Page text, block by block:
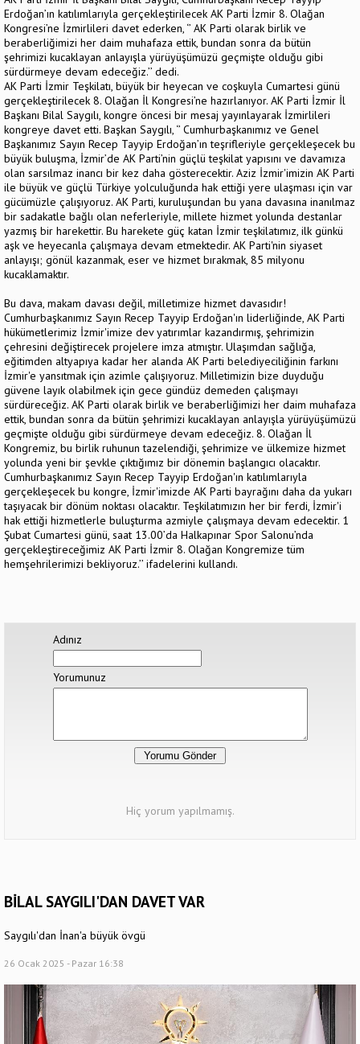
Erdoğan’ın katılımlarıyla gerçekleştirilecek AK Parti İzmir 8. Olağan
Kongresi’ne İzmirlileri davet ederken, ‘’ AK Parti olarak birlik ve
beraberliğimizi her daim muhafaza ettik, bundan sonra da bütün
şehrimizi kucaklayan anlayışla yürüyüşümüzü geçmişte olduğu gibi
sürdürmeye devam edeceğiz.’’ dedi.
AK Parti İzmir Teşkilatı, büyük bir heyecan ve coşkuyla Cumartesi günü
gerçekleştirilecek 8. Olağan İl Kongresi’ne hazırlanıyor. AK Parti İzmir İl
Başkanı Bilal Saygılı, kongre öncesi bir mesaj yayınlayarak İzmirlileri
kongreye davet etti. Başkan Saygılı, ‘’ Cumhurbaşkanımız ve Genel
Başkanımız Sayın Recep Tayyip Erdoğan’ın teşrifleriyle gerçekleşecek bu
büyük buluşma, İzmir’de AK Parti’nin güçlü teşkilat yapısını ve davamıza
olan sarsılmaz inancı bir kez daha gösterecektir. Aziz İzmir'imizin AK Parti
ile büyük ve güçlü Türkiye yolculuğunda hak ettiği yere ulaşması için var
gücümüzle çalışıyoruz. AK Parti, kuruluşundan bu yana davasına inanılmaz
bir sadakatle bağlı olan neferleriyle, millete hizmet yolunda destanlar
yazmış bir harekettir. Bu harekete güç katan İzmir teşkilatımız, ilk günkü
aşk ve heyecanla çalışmaya devam etmektedir. AK Parti'nin siyaset
anlayışı; gönül kazanmak, eser ve hizmet bırakmak, 85 milyonu
kucaklamaktır.
Bu dava, makam davası değil, milletimize hizmet davasıdır!
Cumhurbaşkanımız Sayın Recep Tayyip Erdoğan'ın liderliğinde, AK Parti
hükümetlerimiz İzmir'imize dev yatırımlar kazandırmış, şehrimizin
çehresini değiştirecek projelere imza atmıştır. Ulaşımdan sağlığa,
eğitimden altyapıya kadar her alanda AK Parti belediyeciliğinin farkını
İzmir'e yansıtmak için azimle çalışıyoruz. Milletimizin bize duyduğu
güvene layık olabilmek için gece gündüz demeden çalışmayı
sürdüreceğiz. AK Parti olarak birlik ve beraberliğimizi her daim muhafaza
ettik, bundan sonra da bütün şehrimizi kucaklayan anlayışla yürüyüşümüzü
geçmişte olduğu gibi sürdürmeye devam edeceğiz. 8. Olağan İl
Kongremiz, bu birlik ruhunun tazelendiği, şehrimize ve ülkemize hizmet
yolunda yeni bir şevkle çıktığımız bir dönemin başlangıcı olacaktır.
Cumhurbaşkanımız Sayın Recep Tayyip Erdoğan'ın katılımlarıyla
gerçekleşecek bu kongre, İzmir'imizde AK Parti bayrağını daha da yukarı
taşıyacak bir dönüm noktası olacaktır. Teşkilatımızın her bir ferdi, İzmir'i
hak ettiği hizmetlerle buluşturma azmiyle çalışmaya devam edecektir. 1
Şubat Cumartesi günü, saat 13.00’da Halkapınar Spor Salonu’nda
gerçekleştireceğimiz AK Parti İzmir 8. Olağan Kongremize tüm
hemşehrilerimizi bekliyoruz.’’ ifadelerini kullandı.
Adınız
Yorumunuz
Hiç yorum yapılmamış.
BİLAL SAYGILI'DAN DAVET VAR
Saygılı'dan İnan'a büyük övgü
26 Ocak 2025 - Pazar 16:38